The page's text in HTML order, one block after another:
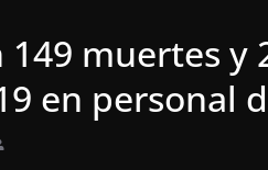
149 muertes y
en personal